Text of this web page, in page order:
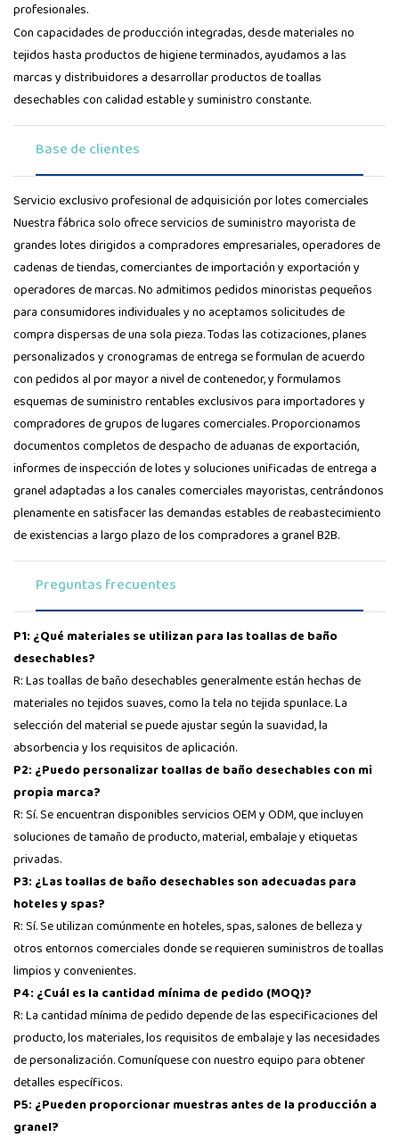
profesionales.
Con capacidades de producción integradas, desde materiales no
tejidos hasta productos de higiene terminados, ayudamos a las
marcas y distribuidores a desarrollar productos de toallas
desechables con calidad estable y suministro constante.
Base de clientes
Servicio exclusivo profesional de adquisición por lotes comerciales
Nuestra fábrica solo ofrece servicios de suministro mayorista de
grandes lotes dirigidos a compradores empresariales, operadores de
cadenas de tiendas, comerciantes de importación y exportación y
operadores de marcas. No admitimos pedidos minoristas pequeños
para consumidores individuales y no aceptamos solicitudes de
compra dispersas de una sola pieza. Todas las cotizaciones, planes
personalizados y cronogramas de entrega se formulan de acuerdo
con pedidos al por mayor a nivel de contenedor, y formulamos
esquemas de suministro rentables exclusivos para importadores y
compradores de grupos de lugares comerciales. Proporcionamos
documentos completos de despacho de aduanas de exportación,
informes de inspección de lotes y soluciones unificadas de entrega a
granel adaptadas a los canales comerciales mayoristas, centrándonos
plenamente en satisfacer las demandas estables de reabastecimiento
de existencias a largo plazo de los compradores a granel B2B.
Preguntas frecuentes
P1: ¿Qué materiales se utilizan para las toallas de baño
desechables?
R: Las toallas de baño desechables generalmente están hechas de
materiales no tejidos suaves, como la tela no tejida spunlace. La
selección del material se puede ajustar según la suavidad, la
absorbencia y los requisitos de aplicación.
P2: ¿Puedo personalizar toallas de baño desechables con mi
propia marca?
R: Sí. Se encuentran disponibles servicios OEM y ODM, que incluyen
soluciones de tamaño de producto, material, embalaje y etiquetas
privadas.
P3: ¿Las toallas de baño desechables son adecuadas para
hoteles y spas?
R: Sí. Se utilizan comúnmente en hoteles, spas, salones de belleza y
otros entornos comerciales donde se requieren suministros de toallas
limpios y convenientes.
P4: ¿Cuál es la cantidad mínima de pedido (MOQ)?
R: La cantidad mínima de pedido depende de las especificaciones del
producto, los materiales, los requisitos de embalaje y las necesidades
de personalización. Comuníquese con nuestro equipo para obtener
detalles específicos.
P5: ¿Pueden proporcionar muestras antes de la producción a
granel?